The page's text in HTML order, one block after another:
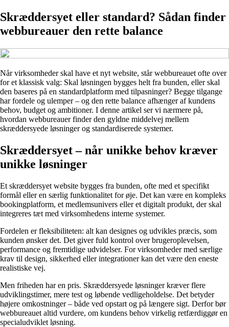
Skræddersyet eller standard? Sådan finder
webbureauer den rette balance
Når virksomheder skal have et nyt website, står webbureauet ofte over
for et klassisk valg: Skal løsningen bygges helt fra bunden, eller skal
den baseres på en standardplatform med tilpasninger? Begge tilgange
har fordele og ulemper – og den rette balance afhænger af kundens
behov, budget og ambitioner. I denne artikel ser vi nærmere på,
hvordan webbureauer finder den gyldne middelvej mellem
skræddersyede løsninger og standardiserede systemer.
Skræddersyet – når unikke behov kræver
unikke løsninger
Et skræddersyet website bygges fra bunden, ofte med et specifikt
formål eller en særlig funktionalitet for øje. Det kan være en kompleks
bookingplatform, et medlemsunivers eller et digitalt produkt, der skal
integreres tæt med virksomhedens interne systemer.
Fordelen er fleksibiliteten: alt kan designes og udvikles præcis, som
kunden ønsker det. Det giver fuld kontrol over brugeroplevelsen,
performance og fremtidige udvidelser. For virksomheder med særlige
krav til design, sikkerhed eller integrationer kan det være den eneste
realistiske vej.
Men friheden har en pris. Skræddersyede løsninger kræver flere
udviklingstimer, mere test og løbende vedligeholdelse. Det betyder
højere omkostninger – både ved opstart og på længere sigt. Derfor bør
webbureauet altid vurdere, om kundens behov virkelig retfærdiggør en
specialudviklet løsning.